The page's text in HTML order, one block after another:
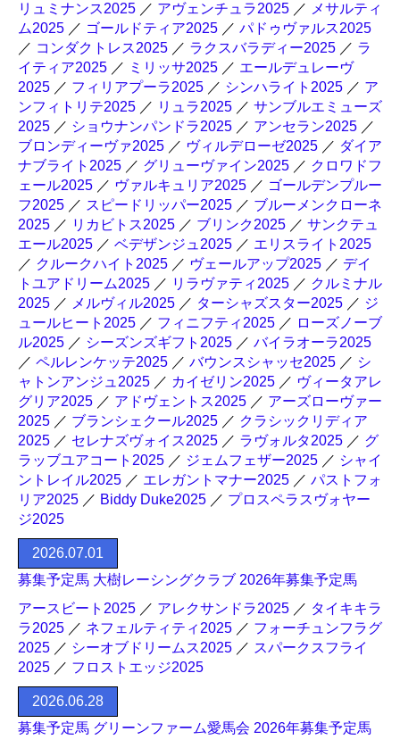
リュミナンス2025 ／ アヴェンチュラ2025 ／ メサルティ
ム2025 ／ ゴールドティア2025 ／ パドゥヴァルス2025
／ コンダクトレス2025 ／ ラクスバラディー2025 ／ ラ
イティア2025 ／ ミリッサ2025 ／ エールデュレーヴ
2025 ／ フィリアプーラ2025 ／ シンハライト2025 ／ ア
ンフィトリテ2025 ／ リュラ2025 ／ サンブルエミューズ
2025 ／ ショウナンパンドラ2025 ／ アンセラン2025 ／
ブロンディーヴァ2025 ／ ヴィルデローゼ2025 ／ ダイア
ナブライト2025 ／ グリューヴァイン2025 ／ クロワドフ
ェール2025 ／ ヴァルキュリア2025 ／ ゴールデンプルー
フ2025 ／ スピードリッパー2025 ／ ブルーメンクローネ
2025 ／ リカビトス2025 ／ ブリンク2025 ／ サンクテュ
エール2025 ／ ベデザンジュ2025 ／ エリスライト2025
／ クルークハイト2025 ／ ヴェールアップ2025 ／ デイ
トユアドリーム2025 ／ リラヴァティ2025 ／ クルミナル
2025 ／ メルヴィル2025 ／ ターシャズスター2025 ／ ジ
ュールヒート2025 ／ フィニフティ2025 ／ ローズノーブ
ル2025 ／ シーズンズギフト2025 ／ バイラオーラ2025
／ ペルレンケッテ2025 ／ バウンスシャッセ2025 ／ シ
ャトンアンジュ2025 ／ カイゼリン2025 ／ ヴィータアレ
グリア2025 ／ アドヴェントス2025 ／ アーズローヴァー
2025 ／ ブランシェクール2025 ／ クラシックリディア
2025 ／ セレナズヴォイス2025 ／ ラヴォルタ2025 ／ グ
ラッブユアコート2025 ／ ジェムフェザー2025 ／ シャイ
ントレイル2025 ／ エレガントマナー2025 ／ パストフォ
リア2025 ／ Biddy Duke2025 ／ プロスペラスヴォヤー
ジ2025
2026.07.01
募集予定馬 大樹レーシングクラブ 2026年募集予定馬
アースビート2025 ／ アレクサンドラ2025 ／ タイキキラ
ラ2025 ／ ネフェルティティ2025 ／ フォーチュンフラグ
2025 ／ シーオブドリームス2025 ／ スパークスフライ
2025 ／ フロストエッジ2025
2026.06.28
募集予定馬 グリーンファーム愛馬会 2026年募集予定馬